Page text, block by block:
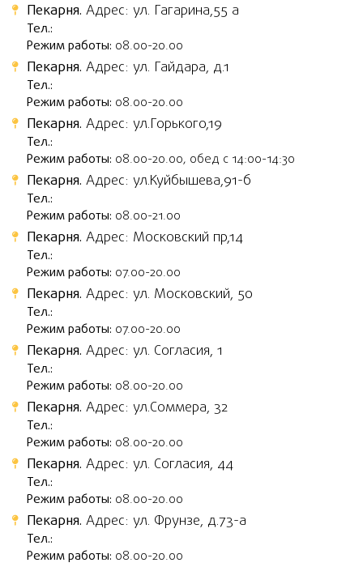
Пекарня. Адрес: ул. Гагарина,55 а
Тел.:
Режим работы: 08.00-20.00
Пекарня. Адрес: ул. Гайдара, д.1
Тел.:
Режим работы: 08.00-20.00
Пекарня. Адрес: ул.Горького,19
Тел.:
Режим работы: 08.00-20.00, обед с 14:00-14:30
Пекарня. Адрес: ул.Куйбышева,91-б
Тел.:
Режим работы: 08.00-21.00
Пекарня. Адрес: Московский пр,14
Тел.:
Режим работы: 07.00-20.00
Пекарня. Адрес: ул. Московский, 50
Тел.:
Режим работы: 07.00-20.00
Пекарня. Адрес: ул. Согласия, 1
Тел.:
Режим работы: 08.00-20.00
Пекарня. Адрес: ул.Соммера, 32
Тел.:
Режим работы: 08.00-20.00
Пекарня. Адрес: ул. Согласия, 44
Тел.:
Режим работы: 08.00-20.00
Пекарня. Адрес: ул. Фрунзе, д.73-а
Тел.:
Режим работы: 08.00-20.00